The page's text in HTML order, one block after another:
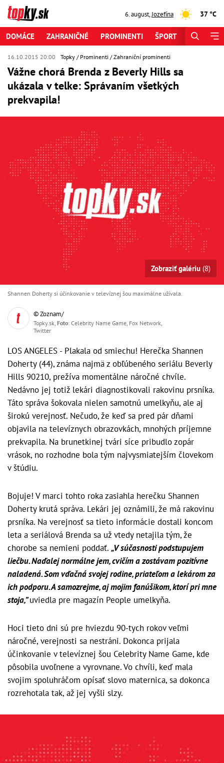
6. august,Jozefína 37 °C
DOMÁCE ZAHRANIČNÉ PROMINENTI ŠPORT
16.10.2015 20:00 Topky Prominenti Zahraniční prominenti
Vážne chorá Brenda z Beverly Hills sa
ukázala v telke: Správaním všetkých
prekvapila!
Zobraziť galériu (8)
Shannen Doherty si účinkovanie v televíznej šou maximálne užívala.
© Zoznam/
Topky.sk, Foto: Celebrity Name Game, Fox Network,
Twitter
LOS ANGELES - Plakala od smiechu! Herečka Shannen
Doherty (44), známa najmä z obľúbeného seriálu Beverly
Hills 90210, prežíva momentálne náročné chvíle.
Nedávno jej totiž lekári diagnostikovali rakovinu prsníka.
Táto správa šokovala nielen samotnú umelkyňu, ale aj
širokú verejnosť. Nečudo, že keď sa pred pár dňami
objavila na televíznych obrazovkách, mnohých príjemne
prekvapila. Na brunetkinej tvári síce pribudlo zopár
vrások, no rozhodne bola tým najvysmiatejším človekom
v štúdiu.
Bojuje! V marci tohto roka zasiahla herečku Shannen
Doherty krutá správa. Lekári jej oznámili, že má rakovinu
prsníka. Na verejnosť sa tieto informácie dostali koncom
leta a seriálová Brenda sa už vtedy netajila tým, že
chorobe sa nemieni poddať. „V súčasnosti podstupujem
liečbu. Naďalej normálne jem, cvičím a zostávam pozitívne
naladená. Som vďačná svojej rodine, priateľom a lekárom za
ich podporu. A samozrejme, aj mojim fanúšikom, ktorí pri mne
stoja,”uviedla pre magazín People umelkyňa.
Hoci tieto dni sú pre hviezdu 90-tych rokov veľmi
náročné, verejnosti sa nestráni. Dokonca prijala
účinkovanie v televíznej šou Celebrity Name Game, kde
pôsobila uvoľnene a vyrovnane. Vo chvíli, keď mala
svojim spoluhráčom opísať slovo maternica, sa dokonca
rozrehotala tak, až jej vyšli slzy.